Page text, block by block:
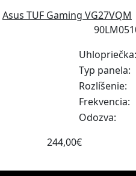
Asus TUF Gaming VG27VQM
Uhlopriečka:
Typ panela:
Rozlíšenie:
Frekvencia:
Odozva:
244,00€